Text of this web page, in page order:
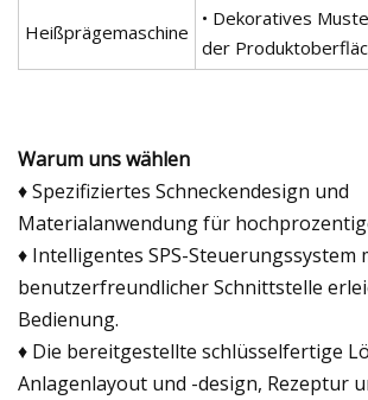
Heißprägemaschine
• Dekoratives
der
Warum uns wählen
♦ Spezifiziertes Schneckendesign und
Materialanwendung für
♦ Intelligentes SPS-Steuerungssystem
benutzerfreundlicher Schnittstelle
Bedienung.
♦ Die bereitgestellte schlüsselfertige
Anlagenlayout und -design, Rezeptur